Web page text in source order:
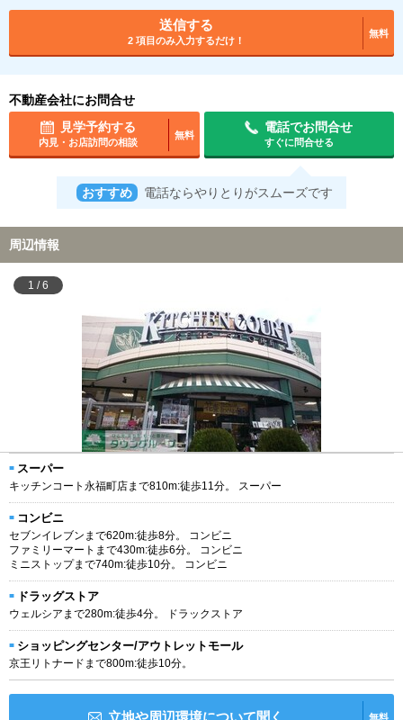
送信する
2 項目のみ入力するだけ！
無料
不動産会社にお問合せ
見学予約する
内見・お店訪問の相談
無料
電話でお問合せ
すぐに問合せる
おすすめ 電話ならやりとりがスムーズです
周辺情報
1 /6
スーパー
キッチンコート永福町店まで810m:徒歩11分。 スーパー
コンビニ
セブンイレブンまで620m:徒歩8分。 コンビニ
ファミリーマートまで430m:徒歩6分。 コンビニ
ミニストップまで740m:徒歩10分。 コンビニ
ドラッグストア
ウェルシアまで280m:徒歩4分。 ドラックストア
ショッピングセンター/アウトレットモール
京王リトナードまで800m:徒歩10分。
無料